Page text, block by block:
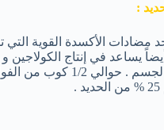
:
مضادات الأكسدة القوية التي
يساعد في إنتاج الكولاجين و
عنصر ضروري لصحة الجسم . حوالي 1/2 كوب من